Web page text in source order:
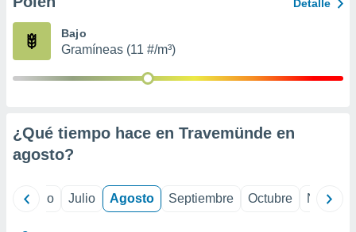
publicidad
Detalle
Bajo
Gramíneas (11 #/m³)
¿Qué tiempo hace en Travemünde en
agosto?
Junio Julio Agosto Septiembre Octubre